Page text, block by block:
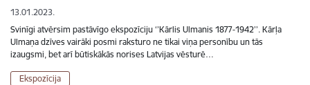
13.01.2023.
Svinīgi atvērsim pastāvīgo ekspozīciju ‘’Kārlis Ulmanis 1877-1942’’. Kārļa
Ulmaņa dzīves vairāki posmi raksturo ne tikai viņa personību un tās
izaugsmi, bet arī būtiskākās norises Latvijas vēsturē…
Ekspozīcija